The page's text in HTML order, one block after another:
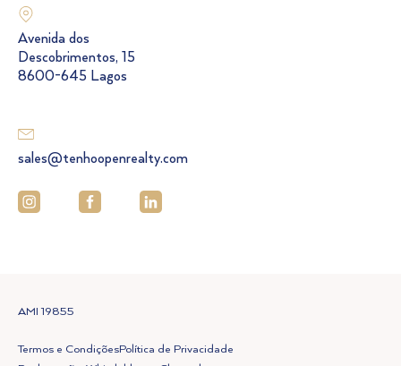
Avenida dos
Descobrimentos, 15
8600-645 Lagos
sales@tenhoopenrealty.com
AMI 19855
Termos e CondiçõesPolítica de Privacidade